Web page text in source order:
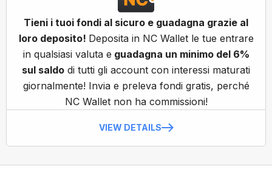
Tieni i tuoi fondi al sicuro e guadagna grazie al
loro deposito! Deposita in NC Wallet le tue entrare
in qualsiasi valuta e guadagna un minimo del 6%
sul saldo di tutti gli account con interessi maturati
giornalmente! Invia e preleva fondi gratis, perché
NC Wallet non ha commissioni!
VIEW DETAILS